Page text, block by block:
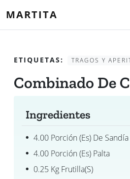
MARTITA
ETIQUETAS: TRAGOS Y
Combinado De
Ingredientes
4.00 Porción (es) De Sandía
4.00 Porción (es) Palta
0.25 Kg Frutilla(s)